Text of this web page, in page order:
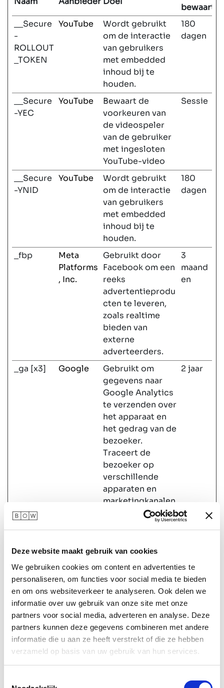
Deze website maakt gebruik van cookies
We gebruiken cookies om content en advertenties te
personaliseren, om functies voor social media te bieden
en om ons websiteverkeer te analyseren. Ook delen we
informatie over uw gebruik van onze site met onze
partners voor social media, adverteren en analyse. Deze
partners kunnen deze gegevens combineren met andere
informatie die u aan ze heeft verstrekt of die ze hebben
verzameld op basis van uw gebruik van hun services.
__Secure
-
ROLLOUT
_TOKEN
YouTube
Wordt gebruikt
om de interactie
van gebruikers
met embedded
inhoud bij te
houden.
180
dagen
__Secure
-YEC
YouTube
Bewaart de
voorkeuren van
de videospeler
van de gebruiker
met ingesloten
YouTube-video
Sessie
__Secure
-YNID
YouTube
Wordt gebruikt
om de interactie
van gebruikers
met embedded
inhoud bij te
houden.
180
dagen
_fbp
Meta
Platforms
, Inc.
Gebruikt door
Facebook om een
reeks
advertentieprodu
cten te leveren,
zoals realtime
bieden van
externe
adverteerders.
3
maand
en
_ga [x3] Google
Gebruikt om
gegevens naar
Google Analytics
te verzenden over
het apparaat en
het gedrag van de
bezoeker.
Traceert de
bezoeker op
verschillende
apparaten en
marketingkanalen
2 jaar
_ga_#
Google
Gebruikt om
Google Analytics
te verzenden over
het apparaat en
het gedrag van de
bezoeker.
Traceert de
bezoeker op
verschillende
apparaten en
2 jaar